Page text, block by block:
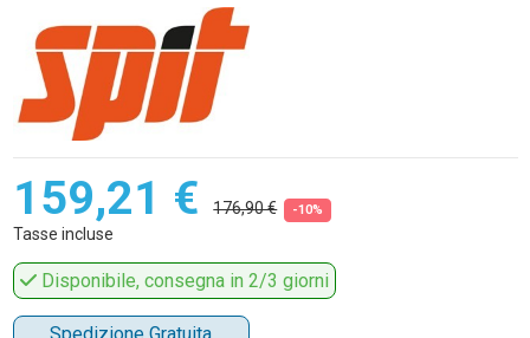
159,21 € 176,90 € -10%
Tasse incluse
Disponibile, consegna in 2/3 giorni
Spedizione Gratuita